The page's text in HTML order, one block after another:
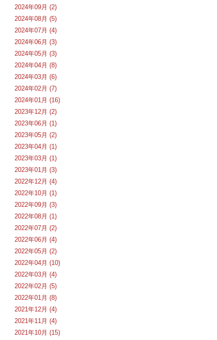
2024年09月 (2)
2024年08月 (5)
2024年07月 (4)
2024年06月 (3)
2024年05月 (3)
2024年04月 (8)
2024年03月 (6)
2024年02月 (7)
2024年01月 (16)
2023年12月 (2)
2023年06月 (1)
2023年05月 (2)
2023年04月 (1)
2023年03月 (1)
2023年01月 (3)
2022年12月 (4)
2022年10月 (1)
2022年09月 (3)
2022年08月 (1)
2022年07月 (2)
2022年06月 (4)
2022年05月 (2)
2022年04月 (10)
2022年03月 (4)
2022年02月 (5)
2022年01月 (8)
2021年12月 (4)
2021年11月 (4)
2021年10月 (15)